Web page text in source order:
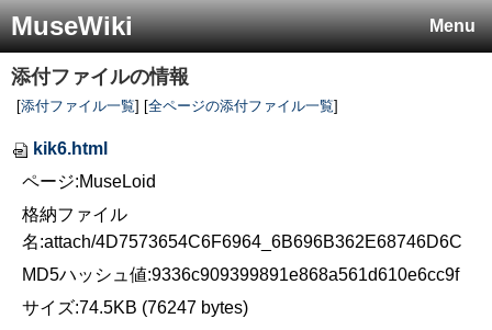
Menu
MuseWiki
添付ファイルの情報
[添付ファイル一覧] [全ページの添付ファイル一覧]
kik6.html
ページ:MuseLoid
格納ファイル
名:attach/4D7573654C6F6964_6B696B362E68746D6C
MD5ハッシュ値:9336c909399891e868a561d610e6cc9f
サイズ:74.5KB (76247 bytes)